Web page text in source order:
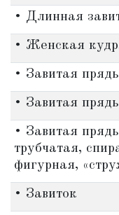
• Длинная
• Женская
• Завитая
• Завитая
• Завитая
трубчатая,
фигурная,
• Завиток